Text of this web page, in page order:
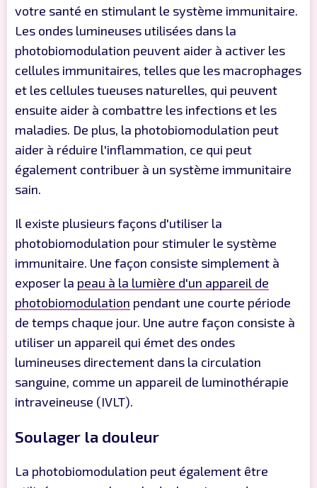
votre santé en stimulant le système immunitaire.
Les ondes lumineuses utilisées dans la
photobiomodulation peuvent aider à activer les
cellules immunitaires, telles que les macrophages
et les cellules tueuses naturelles, qui peuvent
ensuite aider à combattre les infections et les
maladies. De plus, la photobiomodulation peut
aider à réduire l'inflammation, ce qui peut
également contribuer à un système immunitaire
sain.
Il existe plusieurs façons d'utiliser la
photobiomodulation pour stimuler le système
immunitaire. Une façon consiste simplement à
exposer la peau à la lumière d'un appareil de
photobiomodulation pendant une courte période
de temps chaque jour. Une autre façon consiste à
utiliser un appareil qui émet des ondes
lumineuses directement dans la circulation
sanguine, comme un appareil de luminothérapie
intraveineuse (IVLT).
Soulager la douleur
La photobiomodulation peut également être